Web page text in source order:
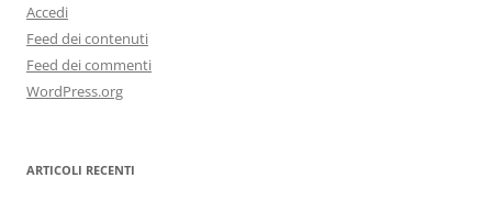
Accedi
Feed dei contenuti
Feed dei commenti
WordPress.org
ARTICOLI RECENTI